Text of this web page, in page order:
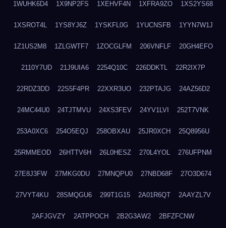
1WUHK6D4 1X9NP2FS 1XEHVF4N 1XFRA9ZO 1XS2YS68
1XSROT4L 1YS8YJ6Z 1YSKFL0G 1YUCNSFB 1YYN7W1J
1Z1US2M8 1ZLGWTF7 1ZOCGLFM 206VNFLF 20GH4EFO
2110Y7UD 21J9UIA6 2254Q10C 226DDKTL 22R2IX7P
22RDZ3DD 22S5F4PR 22XXR3UO 232PTAJG 24AZ56D2
24MC44U0 24TJTMVU 24XS3FEV 24YV1LVI 252T7VNK
253A0XC6 254O5EQJ 258OBXAU 25JR0XCH 25Q8956U
25RMMEOD 26HTTV6H 26L0HESZ 270L4YOL 276UFPNM
27E8J3FW 27MKG0DU 27MNQPU0 27NBD68F 27O3D674
27VYT4KU 28SMQGU6 299T1G15 2A01R6QT 2AAYZL7V
2AFJGVZY 2ATPPOCH 2B2G3AW2 2BFZFCNW